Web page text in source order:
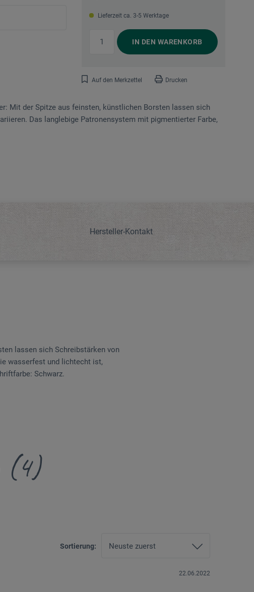
Lieferzeit ca. 3-5 Werktage
IN DEN WARENKORB
Auf den Merkzettel Drucken
Mit der Spitze aus feinsten, künstlichen Borsten lassen sich
Das langlebige Patronensystem mit pigmentierter Farbe,
Hersteller-Kontakt
lassen sich Schreibstärken von
wasserfest und lichtecht ist,
Schwarz.
(4)
Sortierung:
22.06.2022